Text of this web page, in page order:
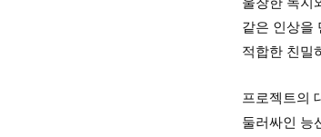
같은 인상을
적합한 친밀
프로젝트의
둘러싸인 능